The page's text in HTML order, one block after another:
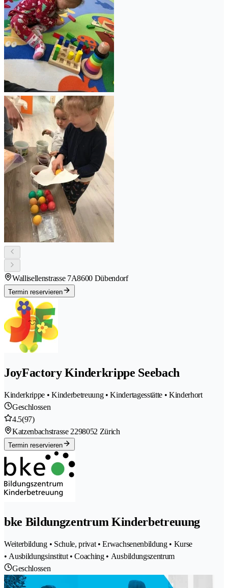
Wallisellenstrasse 7A8600 Dübendorf
Termin reservieren
JoyFactory Kinderkrippe Seebach
Kinderkrippe • Kinderbetreuung • Kindertagesstätte • Kinderhort
Geschlossen
4.5(97)
Katzenbachstrasse 2298052 Zürich
Termin reservieren
bke Bildungzentrum Kinderbetreuung
Weiterbildung • Schule, privat • Erwachsenenbildung • Kurse
• Ausbildungsinstitut • Coaching • Ausbildungszentrum
Geschlossen